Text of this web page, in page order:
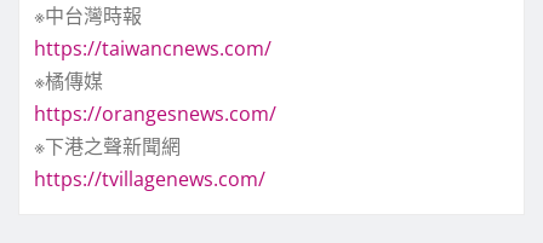
※中台灣時報
https://taiwancnews.com/
※橘傳媒
https://orangesnews.com/
※下港之聲新聞網
https://tvillagenews.com/